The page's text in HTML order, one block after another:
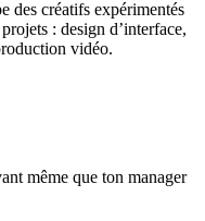
des créatifs expérimentés
: design d’interface,
vidéo.
même que ton manager